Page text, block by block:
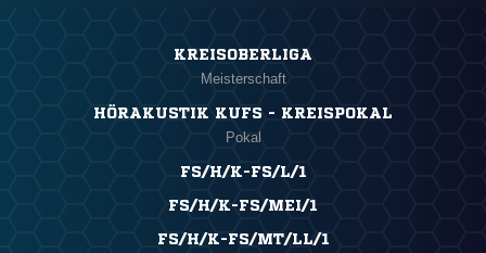
KREISOBERLIGA
Meisterschaft
HÖRAKUSTIK KUFS - KREISPOKAL
Pokal
FS/H/K-FS/L/1
FS/H/K-FS/MEI/1
FS/H/K-FS/MT/LL/1